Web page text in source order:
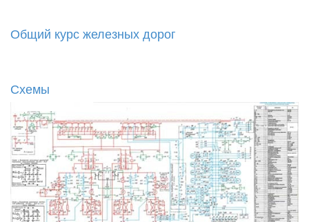
Общий курс железных дорог
Схемы